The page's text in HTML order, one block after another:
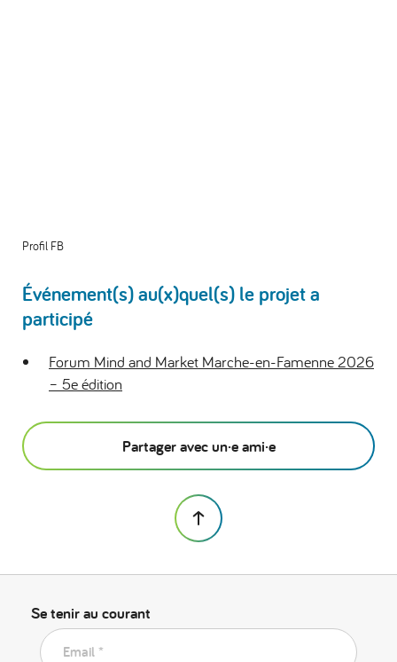
Profil FB
Événement(s) au(x)quel(s) le projet a
participé
Forum Mind and Market Marche-en-Famenne 2026
– 5e édition
Partager avec un·e ami·e
Se tenir au courant
Email *